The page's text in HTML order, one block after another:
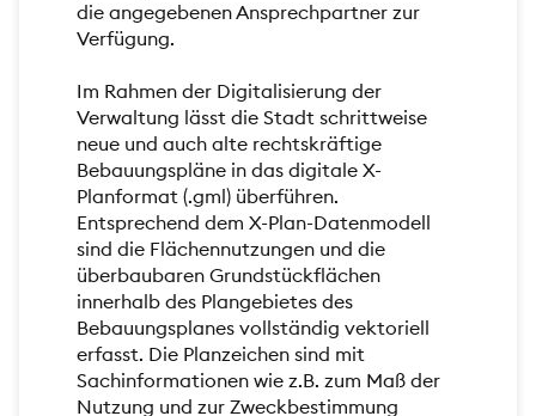
die angegebenen Ansprechpartner zur
Verfügung.
Im Rahmen der Digitalisierung der
Verwaltung lässt die Stadt schrittweise
neue und auch alte rechtskräftige
Bebauungspläne in das digitale X-
Planformat (.gml) überführen.
Entsprechend dem X-Plan-Datenmodell
sind die Flächennutzungen und die
überbaubaren Grundstückflächen
innerhalb des Plangebietes des
Bebauungsplanes vollständig vektoriell
erfasst. Die Planzeichen sind mit
Sachinformationen wie z.B. zum Maß der
Nutzung und zur Zweckbestimmung